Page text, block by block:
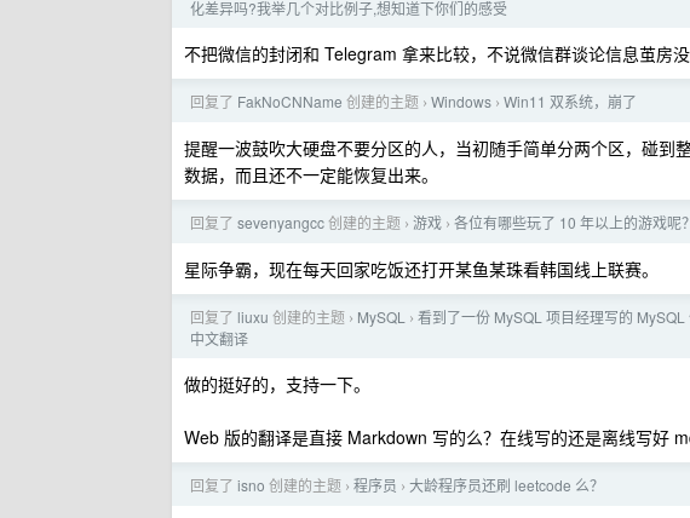
化差异吗?我举几个对比例子,想知道下你们的感受
不把微信的封闭和 Telegram 拿来比较，不说微信群谈论信息茧房没
回复了 FakNoCNName 创建的主题 › Windows › Win11 双系统，崩了
提醒一波鼓吹大硬盘不要分区的人，当初随手简单分两个区，碰到
数据，而且还不一定能恢复出来。
回复了 sevenyangcc创建的主题 › 游戏 › 各位有哪些玩了 10 年以上的游戏呢？
星际争霸，现在每天回家吃饭还打开某鱼某珠看韩国线上联赛。
回复了 liuxu 创建的主题 › MySQL › 看到了一份 MySQL 项目经理写的
中文翻译
做的挺好的，支持一下。
Web 版的翻译是直接 Markdown 写的么？在线写的还是离线写好
回复了 isno 创建的主题 › 程序员 › 大龄程序员还刷 leetcode 么？